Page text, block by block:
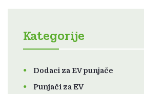
Kategorije
Dodaci za EV punjače
Punjači za EV